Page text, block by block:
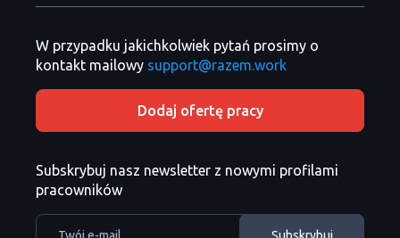
W przypadku jakichkolwiek pytań prosimy o
kontakt mailowy support@razem.work
Dodaj ofertę pracy
Subskrybuj nasz newsletter z nowymi profilami
pracowników